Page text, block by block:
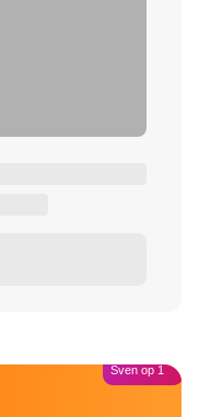
Sven op 1